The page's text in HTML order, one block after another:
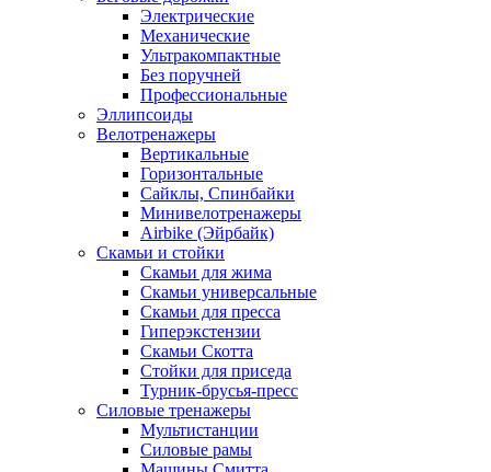
Электрические
Механические
Ультракомпактные
Без поручней
Профессиональные
Эллипсоиды
Велотренажеры
Вертикальные
Горизонтальные
Сайклы, Спинбайки
Минивелотренажеры
Airbike (Эйрбайк)
Скамьи и стойки
Скамьи для жима
Скамьи универсальные
Скамьи для пресса
Гиперэкстензии
Скамьи Скотта
Стойки для приседа
Турник-брусья-пресс
Силовые тренажеры
Мультистанции
Силовые рамы